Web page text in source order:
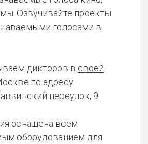
Озвучивайте проекты
голосами в
дикторов в своей
по адресу
переулок, 9
оснащена всем
оборудованием для